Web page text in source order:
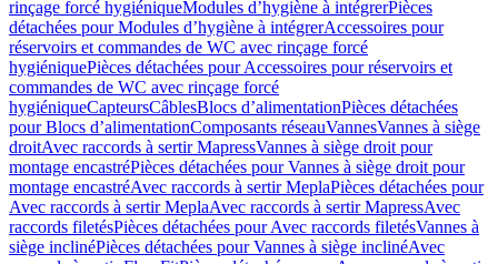
rinçage forcé hygiéniqueModules d’hygiène à intégrerPièces
détachées pour Modules d’hygiène à intégrerAccessoires pour
réservoirs et commandes de WC avec rinçage forcé
hygiéniquePièces détachées pour Accessoires pour réservoirs et
commandes de WC avec rinçage forcé
hygiéniqueCapteursCâblesBlocs d’alimentationPièces détachées
pour Blocs d’alimentationComposants réseauVannesVannes à siège
droitAvec raccords à sertir MapressVannes à siège droit pour
montage encastréPièces détachées pour Vannes à siège droit pour
montage encastréAvec raccords à sertir MeplaPièces détachées pour
Avec raccords à sertir MeplaAvec raccords à sertir MapressAvec
raccords filetésPièces détachées pour Avec raccords filetésVannes à
siège inclinéPièces détachées pour Vannes à siège inclinéAvec